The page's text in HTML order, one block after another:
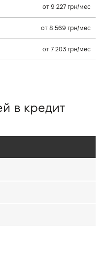
от 9 227 грн/мес
от 8 569 грн/мес
от 7 203 грн/мес
в кредит